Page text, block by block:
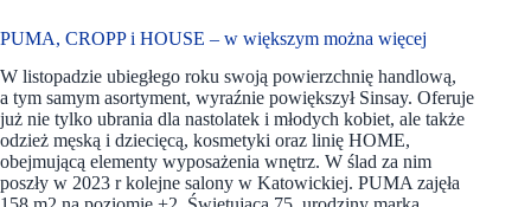
PUMA, CROPP i HOUSE – w większym można więcej
W listopadzie ubiegłego roku swoją powierzchnię handlową,
a tym samym asortyment, wyraźnie powiększył Sinsay. Oferuje
już nie tylko ubrania dla nastolatek i młodych kobiet, ale także
odzież męską i dziecięcą, kosmetyki oraz linię HOME,
obejmującą elementy wyposażenia wnętrz. W ślad za nim
poszły w 2023 r kolejne salony w Katowickiej. PUMA zajęła